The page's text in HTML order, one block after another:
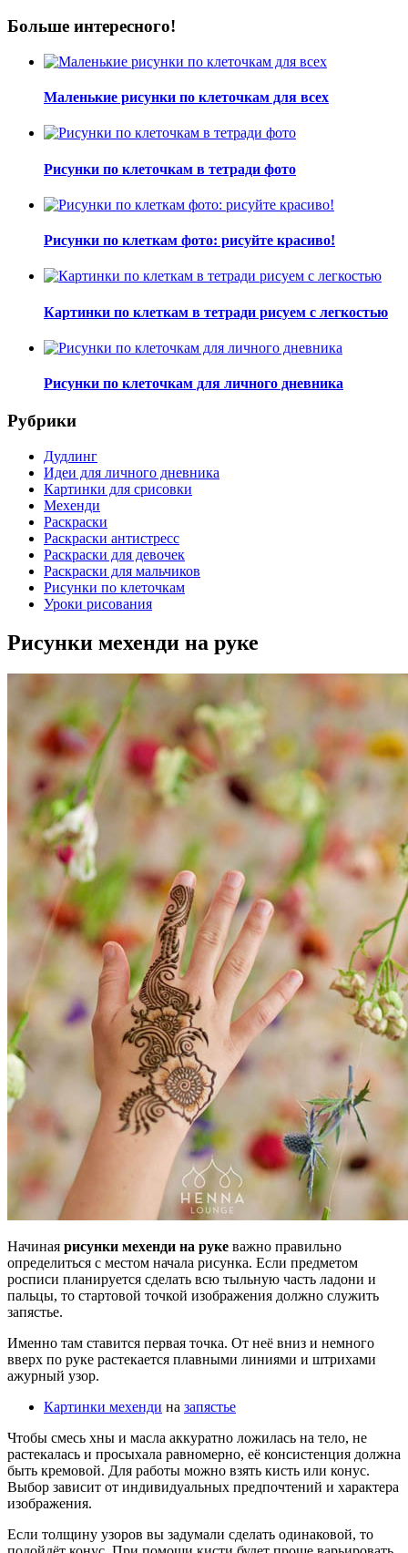
Больше интересного!
Маленькие рисунки по клеточкам для всех
Рисунки по клеточкам в тетради фото
Рисунки по клеткам фото: рисуйте красиво!
Картинки по клеткам в тетради рисуем с легкостью
Рисунки по клеточкам для личного дневника
Рубрики
Дудлинг
Идеи для личного дневника
Картинки для срисовки
Мехенди
Раскраски
Раскраски антистресс
Раскраски для девочек
Раскраски для мальчиков
Рисунки по клеточкам
Уроки рисования
Рисунки мехенди на руке
Начиная рисунки мехенди на руке важно правильно
определиться с местом начала рисунка. Если предметом
росписи планируется сделать всю тыльную часть ладони и
пальцы, то стартовой точкой изображения должно служить
запястье.
Именно там ставится первая точка. От неё вниз и немного
вверх по руке растекается плавными линиями и штрихами
ажурный узор.
Картинки мехенди на запястье
Чтобы смесь хны и масла аккуратно ложилась на тело, не
растекалась и просыхала равномерно, её консистенция должна
быть кремовой. Для работы можно взять кисть или конус.
Выбор зависит от индивидуальных предпочтений и характера
изображения.
Если толщину узоров вы задумали сделать одинаковой, то